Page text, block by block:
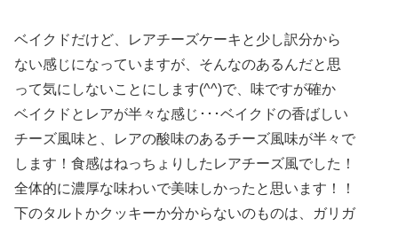
ベイクドだけど、レアチーズケーキと少し訳分から
ない感じになっていますが、そんなのあるんだと思
って気にしないことにします(^^)で、味ですが確か
ベイクドとレアが半々な感じ･･･ベイクドの香ばしい
チーズ風味と、レアの酸味のあるチーズ風味が半々で
します！食感はねっちょりしたレアチーズ風でした！
全体的に濃厚な味わいで美味しかったと思います！！
下のタルトかクッキーか分からないのものは、ガリガ